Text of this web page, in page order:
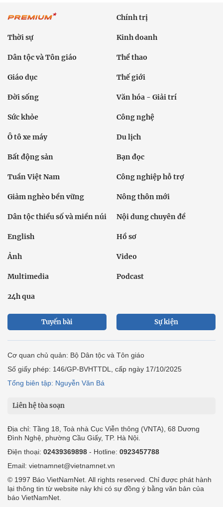
Chính trị
Thời sự Kinh doanh
Dân tộc và Tôn giáo Thể thao
Giáo dục Thế giới
Đời sống Văn hóa - Giải trí
Sức khỏe Công nghệ
Ô tô xe máy Du lịch
Bất động sản Bạn đọc
Tuần Việt Nam Công nghiệp hỗ trợ
Giảm nghèo bền vững Nông thôn mới
Dân tộc thiểu số và miền núi Nội dung chuyên đề
English Hồ sơ
Ảnh Video
Multimedia Podcast
24h qua
Tuyến bài Sự kiện
Cơ quan chủ quản: Bộ Dân tộc và Tôn giáo
Số giấy phép: 146/GP-BVHTTDL, cấp ngày 17/10/2025
Tổng biên tập: Nguyễn Văn Bá
Liên hệ tòa soạn
Địa chỉ: Tầng 18, Toà nhà Cục Viễn thông (VNTA), 68 Dương
Đình Nghệ, phường Cầu Giấy, TP. Hà Nội.
Điện thoại: 02439369898 - Hotline: 0923457788
Email: vietnamnet@vietnamnet.vn
© 1997 Báo VietNamNet. All rights reserved. Chỉ được phát hành
lại thông tin từ website này khi có sự đồng ý bằng văn bản của
báo VietNamNet.